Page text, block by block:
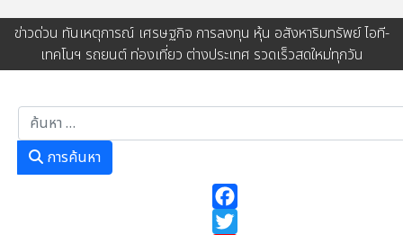
ข่าวด่วน ทันเหตุการณ์ เศรษฐกิจ การลงทุน หุ้น อสังหาริมทรัพย์ ไอที-
เทคโนฯ รถยนต์ ท่องเที่ยว ต่างประเทศ รวดเร็วสดใหม่ทุกวัน
การค้นหา